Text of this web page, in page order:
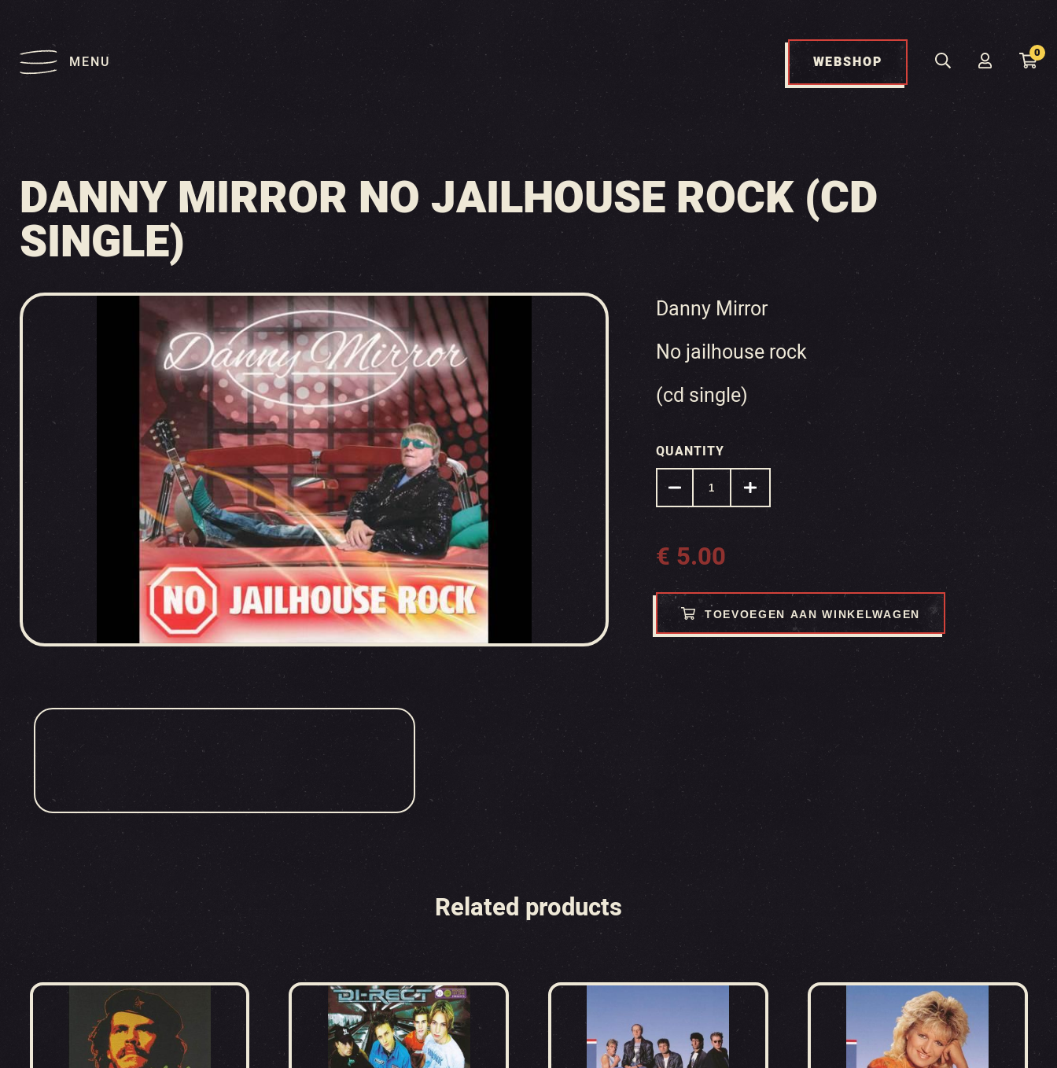
MENU WEBSHOP
0
DANNY MIRROR NO JAILHOUSE ROCK (CD
SINGLE)
Danny Mirror
No jailhouse rock
(cd single)
QUANTITY
€ 5.00
TOEVOEGEN AAN WINKELWAGEN
Related products